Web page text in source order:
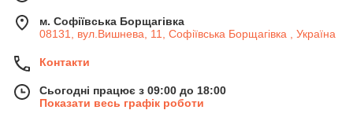
м. Софіївська Борщагівка
08131, вул.Вишнева, 11, Софіївська Борщагівка , Україна
Контакти
Сьогодні працює з 09:00 до 18:00
Показати весь графік роботи